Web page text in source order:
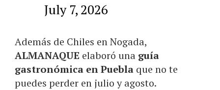
July 7, 2026
Además de Chiles en Nogada,
ALMANAQUE elaboró una guía
gastronómica en Puebla que no te
puedes perder en julio y agosto.